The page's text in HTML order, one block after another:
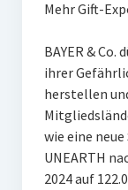
Mehr Gift-
BAYER & Co.
ihrer
herstellen
wie eine neue
UNEARTH
2024 auf